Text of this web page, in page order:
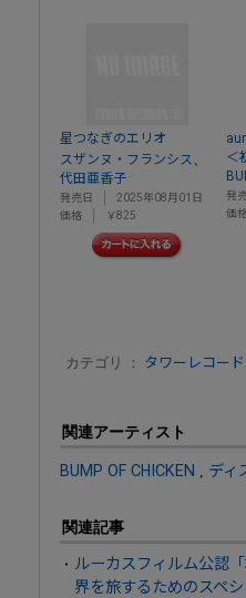
星つなぎのエリオ
スザンヌ・フランシス
代田亜香子
発売日
2025年08月01日
価格
￥825
＜
発
価
カテゴリ ： タワーレコー
関連アーティスト
BUMP OF CHICKEN ディ
関連記事
ルーカスフィルム公認
界を旅するためのスペ